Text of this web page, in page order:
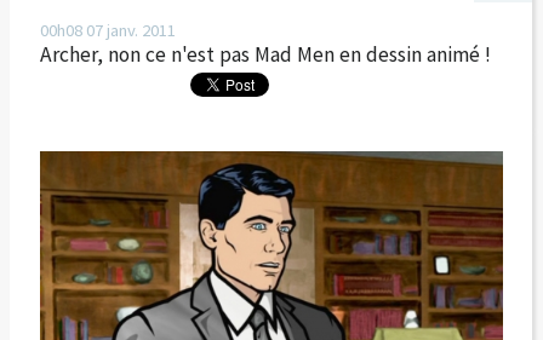
00h08 07 janv. 2011
Archer, non ce n'est pas Mad Men en dessin animé !